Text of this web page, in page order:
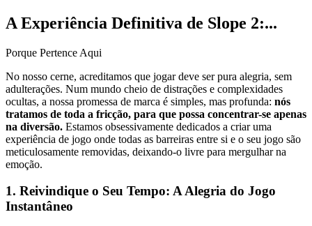
A Experiência Definitiva de Slope 2:...
Porque Pertence Aqui
No nosso cerne, acreditamos que jogar deve ser pura alegria, sem
adulterações. Num mundo cheio de distrações e complexidades
ocultas, a nossa promessa de marca é simples, mas profunda: nós
tratamos de toda a fricção, para que possa concentrar-se apenas
na diversão. Estamos obsessivamente dedicados a criar uma
experiência de jogo onde todas as barreiras entre si e o seu jogo são
meticulosamente removidas, deixando-o livre para mergulhar na
emoção.
1. Reivindique o Seu Tempo: A Alegria do Jogo
Instantâneo